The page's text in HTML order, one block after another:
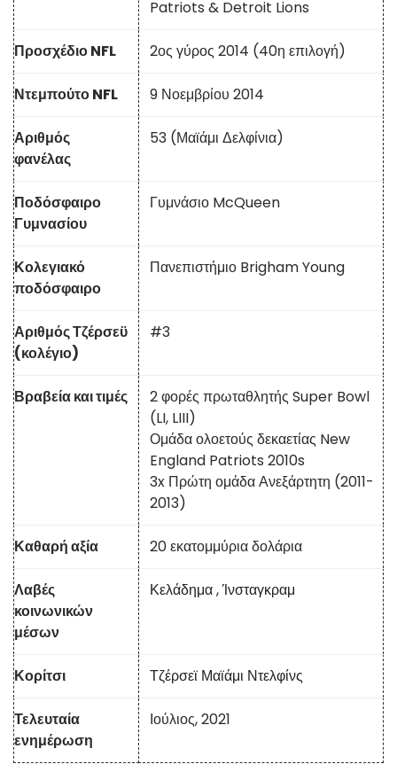
Patriots & Detroit Lions
Προσχέδιο NFL 2ος γύρος 2014 (40η επιλογή)
Ντεμπούτο NFL 9 Νοεμβρίου 2014
Αριθμός
φανέλας
53 (Μαϊάμι Δελφίνια)
Ποδόσφαιρο
Γυμνασίου
Γυμνάσιο McQueen
Κολεγιακό
ποδόσφαιρο
Πανεπιστήμιο Brigham Young
Αριθμός Τζέρσεϋ
(κολέγιο)
#3
Βραβεία και τιμές
2 φορές πρωταθλητής Super Bowl
(LI, LIII)
Ομάδα ολοετούς δεκαετίας New
England Patriots 2010s
3x Πρώτη ομάδα Ανεξάρτητη (2011-
2013)
Καθαρή αξία 20 εκατομμύρια δολάρια
Λαβές
κοινωνικών
μέσων
Κελάδημα,Ίνσταγκραμ
Κορίτσι Τζέρσεϊ Μαϊάμι Ντελφίνς
Τελευταία
ενημέρωση
Ιούλιος, 2021